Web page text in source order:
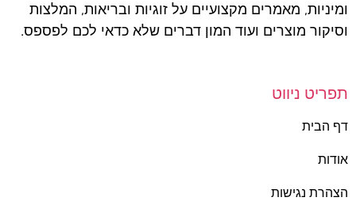
ומיניות, מאמרים מקצועיים על זוגיות ובריאות, המלצות
וסיקור מוצרים ועוד המון דברים שלא כדאי לכם לפספס.
תפריט ניווט
דף הבית
אודות
הצהרת נגישות